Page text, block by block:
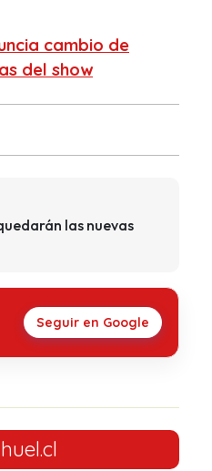
cambio de
del show
las nuevas
Seguir en Google